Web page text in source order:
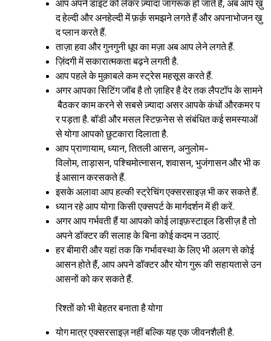
Sign in
आप अपने डाइट को लेकर ज़्यादा जागरूक हो जाते हैं, अब आप ख़ु
द हेल्दी और अनहेल्दी में फ़र्क़ समझने लगते हैं और अपनाभोजन ख़ु
द प्लान करते हैं.
ताज़ा हवा और गुनगुनी धूप का मज़ा अब आप लेने लगते हैं.
ज़िंदगी में सकारात्मकता बढ़ने लगती है.
आप पहले के मुक़ाबले कम स्ट्रेस महसूस करते हैं.
अगर आपका सिटिंग जॉब है तो ज़ाहिर है देर तक लैपटॉप के सामने
बैठकर काम करने से सबसे ज़्यादा असर आपके कंधों औरकमर प
र पड़ता है. बॉडी और मसल स्टिफ़नेस से संबंधित कई समस्याओं
से योगा आपको छुटकारा दिलाता है.
आप प्राणायाम, ध्यान, तितली आसन, अनुलोम-
विलोम, ताड़ासन, पश्चिमोत्नासन, शवासन, भुजंगासन और भी क
ई आसान करसकते हैं.
इसके अलावा आप हल्की स्ट्रेचिंग एक्सरसाइज़ भी कर सकते हैं.
ध्यान रहे आप योगा किसी एक्सपर्ट के मार्गदर्शन में ही करें.
अगर आप गर्भवती हैं या आपको कोई लाइफ़स्टाइल डिसीज़ है तो
अपने डॉक्टर की सलाह के बिना कोई कदम न उठाएं.
हर बीमारी और यहां तक कि गर्भावस्था के लिए भी अलग से कोई
आसन होते हैं, आप अपने डॉक्टर और योग गुरू की सहायतासे उन
आसनों को कर सकते हैं.
रिश्तों को भी बेहतर बनाता है योगा
योग मात्र एक्सरसाइज़ नहीं बल्कि यह एक जीवनशैली है.